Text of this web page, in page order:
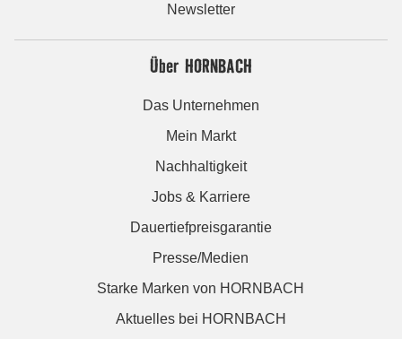
Newsletter
Über HORNBACH
Das Unternehmen
Mein Markt
Nachhaltigkeit
Jobs & Karriere
Dauertiefpreisgarantie
Presse/Medien
Starke Marken von HORNBACH
Aktuelles bei HORNBACH